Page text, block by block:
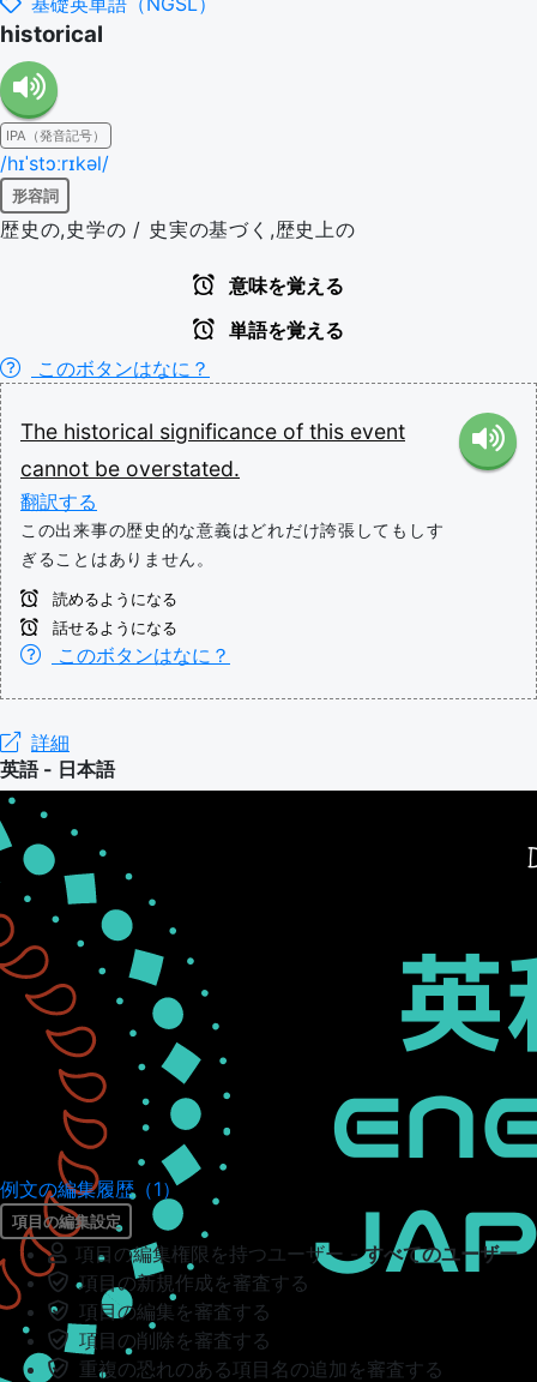
historical
IPA（発音記号）
/hɪˈstɔːrɪkəl/
形容詞
歴史の,史学の / 史実の基づく,歴史上の
意味を覚える
単語を覚える
このボタンはなに？
The historical significance of this event
cannot be overstated.
翻訳する
この出来事の歴史的な意義はどれだけ誇張してもしす
ぎることはありません。
読めるようになる
話せるようになる
このボタンはなに？
詳細
英語 - 日本語
例文の編集履歴（1）
項目の編集設定
項目の編集権限を持つユーザー -すべてのユーザー
項目の新規作成を審査する
項目の編集を審査する
項目の削除を審査する
重複の恐れのある項目名の追加を審査する